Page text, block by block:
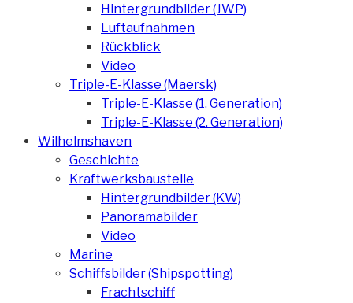
Hintergrundbilder (JWP)
Luftaufnahmen
Rückblick
Video
Triple-E-Klasse (Maersk)
Triple-E-Klasse (1. Generation)
Triple-E-Klasse (2. Generation)
Wilhelmshaven
Geschichte
Kraftwerksbaustelle
Hintergrundbilder (KW)
Panoramabilder
Video
Marine
Schiffsbilder (Shipspotting)
Frachtschiff